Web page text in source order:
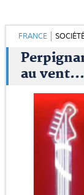
FRANCE
au vent...